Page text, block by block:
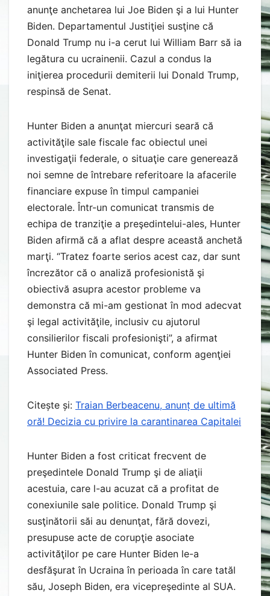
anunţe anchetarea lui Joe Biden şi a lui Hunter
Biden. Departamentul Justiţiei susţine că
Donald Trump nu i-a cerut lui William Barr să ia
legătura cu ucrainenii. Cazul a condus la
iniţierea procedurii demiterii lui Donald Trump,
respinsă de Senat.
Hunter Biden a anunţat miercuri seară că
activităţile sale fiscale fac obiectul unei
investigaţii federale, o situaţie care generează
noi semne de întrebare referitoare la afacerile
financiare expuse în timpul campaniei
electorale. Într-un comunicat transmis de
echipa de tranziţie a preşedintelui-ales, Hunter
Biden afirmă că a aflat despre această anchetă
marţi. “Tratez foarte serios acest caz, dar sunt
încrezător că o analiză profesionistă şi
obiectivă asupra acestor probleme va
demonstra că mi-am gestionat în mod adecvat
şi legal activităţile, inclusiv cu ajutorul
consilierilor fiscali profesionişti”, a afirmat
Hunter Biden în comunicat, conform agenţiei
Associated Press.
Citește și: Traian Berbeacenu, anunț de ultimă
oră! Decizia cu privire la carantinarea Capitalei
Hunter Biden a fost criticat frecvent de
preşedintele Donald Trump şi de aliaţii
acestuia, care l-au acuzat că a profitat de
conexiunile sale politice. Donald Trump şi
susţinătorii săi au denunţat, fără dovezi,
presupuse acte de corupţie asociate
activităţilor pe care Hunter Biden le-a
desfăşurat în Ucraina în perioada în care tatăl
său, Joseph Biden, era vicepreşedinte al SUA.